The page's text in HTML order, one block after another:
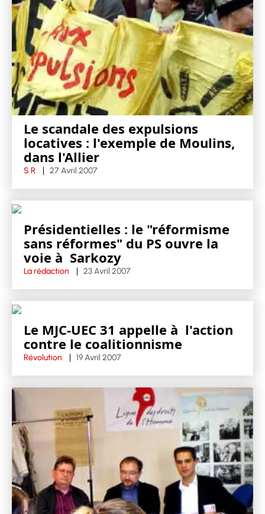
Le scandale des expulsions
locatives : l'exemple de Moulins,
dans l'Allier
S R 27 Avril 2007
Présidentielles : le "réformisme
sans réformes" du PS ouvre la
voie à Sarkozy
La rédaction 23 Avril 2007
Le MJC-UEC 31 appelle à l'action
contre le coalitionnisme
Révolution 19 Avril 2007